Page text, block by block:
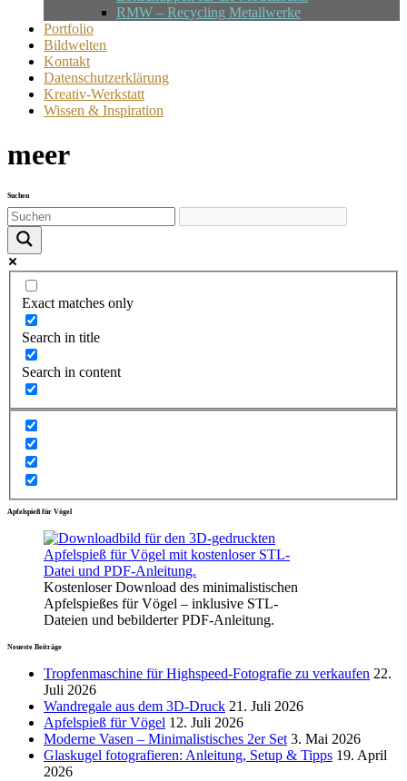
RMW – Recycling Metallwerke
Portfolio
Bildwelten
Kontakt
Datenschutzerklärung
Kreativ-Werkstatt
Wissen & Inspiration
meer
Suchen
Exact matches only
Search in title
Search in content
Apfelspieß für Vögel
Kostenloser Download des minimalistischen
Apfelspießes für Vögel – inklusive STL-
Dateien und bebilderter PDF-Anleitung.
Neueste Beiträge
Tropfenmaschine für Highspeed-Fotografie zu verkaufen 22.
Juli 2026
Wandregale aus dem 3D-Druck 21. Juli 2026
Apfelspieß für Vögel 12. Juli 2026
Moderne Vasen – Minimalistisches 2er Set 3. Mai 2026
Glaskugel fotografieren: Anleitung, Setup & Tipps 19. April
2026